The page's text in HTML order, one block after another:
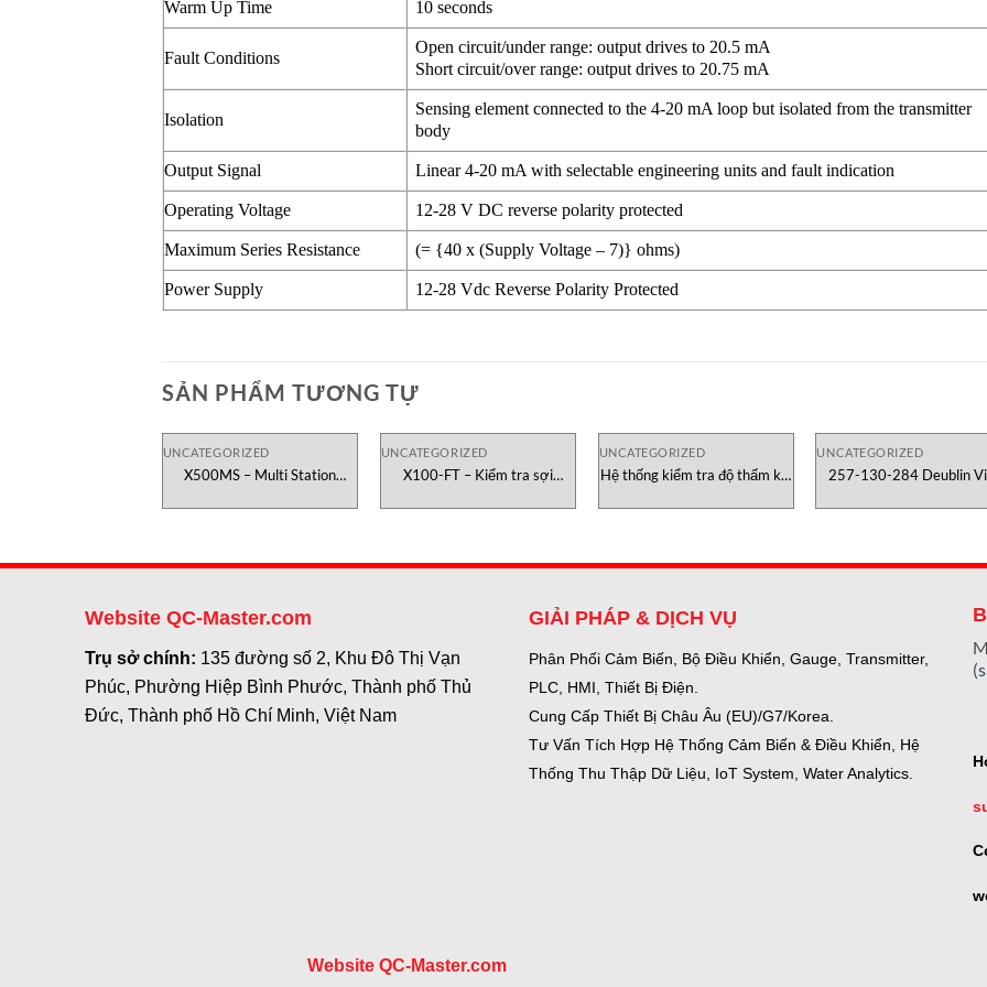
Warm Up Time 10 seconds
Fault Conditions
Open circuit/under range: output drives to 20.5 mA
Short circuit/over range: output drives to 20.75 mA
Isolation
Sensing element connected to the 4-20 mA loop but isolated from the transmitter
body
Output Signal Linear 4-20 mA with selectable engineering units and fault indication
Operating Voltage 12-28 V DC reverse polarity protected
Maximum Series Resistance (= {40 x (Supply Voltage – 7)} ohms)
Power Supply 12-28 Vdc Reverse Polarity Protected
SẢN PHẨM TƯƠNG TỰ
UNCATEGORIZED
X500MS – Multi Station
UNCATEGORIZED
X100-FT – Kiểm tra sợi
UNCATEGORIZED
Hệ thống kiểm tra độ thấm khí
UNCATEGORIZED
257-130-284 Deublin
Website QC-Master.com
Trụ sở chính: 135 đường số 2, Khu Đô Thị Vạn
Phúc, Phường Hiệp Bình Phước, Thành phố Thủ
Đức, Thành phố Hồ Chí Minh, Việt Nam
GIẢI PHÁP & DỊCH VỤ
Phân Phối Cảm Biến, Bộ Điều Khiển, Gauge, Transmitter,
PLC, HMI, Thiết Bị Điện.
Cung Cấp Thiết Bị Châu Âu (EU)/G7/Korea.
Tư Vấn Tích Hợp Hệ Thống Cảm Biến & Điều Khiển, Hệ
Thống Thu Thập Dữ Liệu, IoT System, Water Analytics.
(
Website QC-Master.com